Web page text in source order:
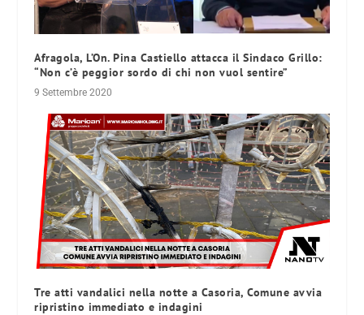
Afragola, L’On. Pina Castiello attacca il Sindaco Grillo:
“Non c’è peggior sordo di chi non vuol sentire”
9 Settembre 2020
Tre atti vandalici nella notte a Casoria, Comune avvia
ripristino immediato e indagini